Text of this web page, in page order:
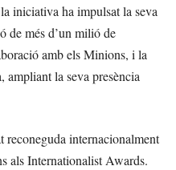
iniciativa ha impulsat la seva
de més d’un milió de
amb els Minions, i la
ampliant la seva presència
reconeguda internacionalment
als Internationalist Awards.